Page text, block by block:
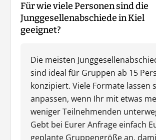
Für wie viele Personen sind die
Junggesellenabschiede in Kiel
geeignet?
Die meisten
sind ideal für Gruppen ab 15
konzipiert. Viele Formate lassen
anpassen, wenn Ihr mit etwas
weniger Teilnehmenden
Gebt bei Eurer Anfrage einfach
geplante Gruppengröße an,